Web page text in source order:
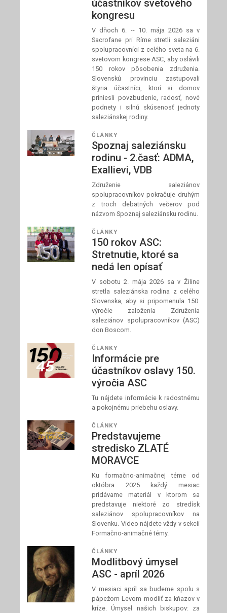
účastníkov svetového
kongresu
V dňoch 6. -- 10. mája 2026 sa v
Sacrofane pri Ríme stretli saleziáni
spolupracovníci z celého sveta na 6.
svetovom kongrese ASC, aby oslávili
150 rokov pôsobenia združenia.
Slovenskú provinciu zastupovali
štyria účastníci, ktorí si domov
priniesli povzbudenie, radosť, nové
podnety i silnú skúsenosť jednoty
saleziánskej rodiny.
ČLÁNKY
Spoznaj saleziánsku
rodinu - 2.časť: ADMA,
Exallievi, VDB
Združenie saleziánov
spolupracovníkov pokračuje druhým
z troch debatných večerov pod
názvom Spoznaj saleziánsku rodinu.
ČLÁNKY
150 rokov ASC:
Stretnutie, ktoré sa
nedá len opísať
V sobotu 2. mája 2026 sa v Žiline
stretla saleziánska rodina z celého
Slovenska, aby si pripomenula 150.
výročie založenia Združenia
saleziánov spolupracovníkov (ASC)
don Boscom.
ČLÁNKY
Informácie pre
účastníkov oslavy 150.
výročia ASC
Tu nájdete informácie k radostnému
a pokojnému priebehu oslavy.
ČLÁNKY
Predstavujeme
stredisko ZLATÉ
MORAVCE
Ku formačno-animačnej téme od
októbra 2025 každý mesiac
pridávame materiál v ktorom sa
predstavuje niektoré zo stredísk
saleziánov spolupracovníkov na
Slovenku. Video nájdete vždy v sekcii
Formačno-animačné témy.
ČLÁNKY
Modlitbový úmysel
ASC - apríl 2026
V mesiaci apríl sa budeme spolu s
pápežom Levom modliť za kňazov v
kríze. Úmysel našich biskupov: za